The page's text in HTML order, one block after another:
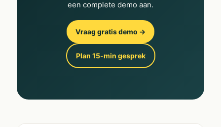
een complete demo aan.
Vraag gratis demo →
Plan 15-min gesprek